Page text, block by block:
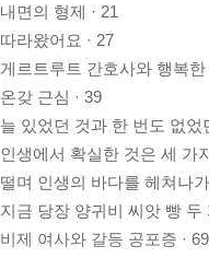
내면의 형제 · 21
따라왔어요 · 27
게르트루트 간호사와 행복한
온갖 근심 · 39
늘 있었던 것과 한 번도 없었
인생에서 확실한 것은 세 가
떨며 인생의 바다를 헤쳐나
지금 당장 양귀비 씨앗 빵 두
비제 여사와 갈등 공포증 · 69